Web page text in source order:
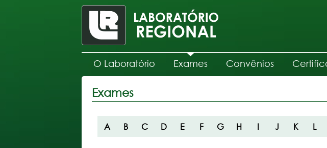
O Laboratório Exames Convênios
Exames
A B C D E F G H I J K L